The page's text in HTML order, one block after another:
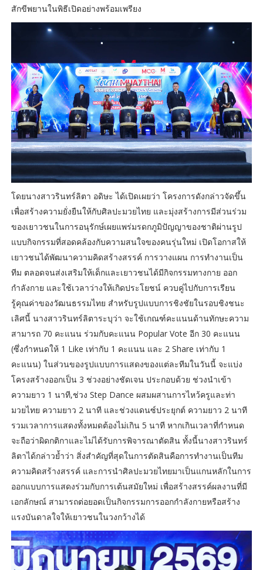
สักขีพยานในพิธีเปิดอย่างพร้อมเพรียง
โดยนางสาวรินทร์ลิตา อดิษะ ได้เปิดเผยว่า โครงการดังกล่าวจัดขึ้น
เพื่อสร้างความยั่งยืนให้กับศิลปะมวยไทย และมุ่งสร้างการมีส่วนร่วม
ของเยาวชนในการอนุรักษ์เผยแพร่มรดกภูมิปัญญาของชาติผ่านรูป
แบบกิจกรรมที่สอดคล้องกับความสนใจของคนรุ่นใหม่ เปิดโอกาสให้
เยาวชนได้พัฒนาความคิดสร้างสรรค์ การวางแผน การทำงานเป็น
ทีม ตลอดจนส่งเสริมให้เด็กและเยาวชนได้มีกิจกรรมทางกาย ออก
กำลังกาย และใช้เวลาว่างให้เกิดประโยชน์ ควบคู่ไปกับการเรียน
รู้คุณค่าของวัฒนธรรมไทย สำหรับรูปแบบการชิงชัยในรอบชิงชนะ
เลิศนี้ นางสาวรินทร์ลิตาระบุว่า จะใช้เกณฑ์คะแนนด้านทักษะความ
สามารถ 70 คะแนน ร่วมกับคะแนน Popular Vote อีก 30 คะแนน
(ซึ่งกำหนดให้ 1 Like เท่ากับ 1 คะแนน และ 2 Share เท่ากับ 1
คะแนน) ในส่วนของรูปแบบการแสดงของแต่ละทีมในวันนี้ จะแบ่ง
โครงสร้างออกเป็น 3 ช่วงอย่างชัดเจน ประกอบด้วย ช่วงนำเข้า
ความยาว 1 นาที,ช่วง Step Dance ผสมผสานการไหว้ครูและท่า
มวยไทย ความยาว 2 นาที และช่วงแดนซ์ประยุกต์ ความยาว 2 นาที
รวมเวลาการแสดงทั้งหมดต้องไม่เกิน 5 นาที หากเกินเวลาที่กำหนด
จะถือว่าผิดกติกาและไม่ได้รับการพิจารณาตัดสิน ทั้งนี้นางสาวรินทร์
ลิตาได้กล่าวย้ำว่า สิ่งสำคัญที่สุดในการตัดสินคือการทำงานเป็นทีม
ความคิดสร้างสรรค์ และการนำศิลปะมวยไทยมาเป็นแกนหลักในการ
ออกแบบการแสดงร่วมกับการเต้นสมัยใหม่ เพื่อสร้างสรรค์ผลงานที่มี
เอกลักษณ์ สามารถต่อยอดเป็นกิจกรรมการออกกำลังกายหรือสร้าง
แรงบันดาลใจให้เยาวชนในวงกว้างได้